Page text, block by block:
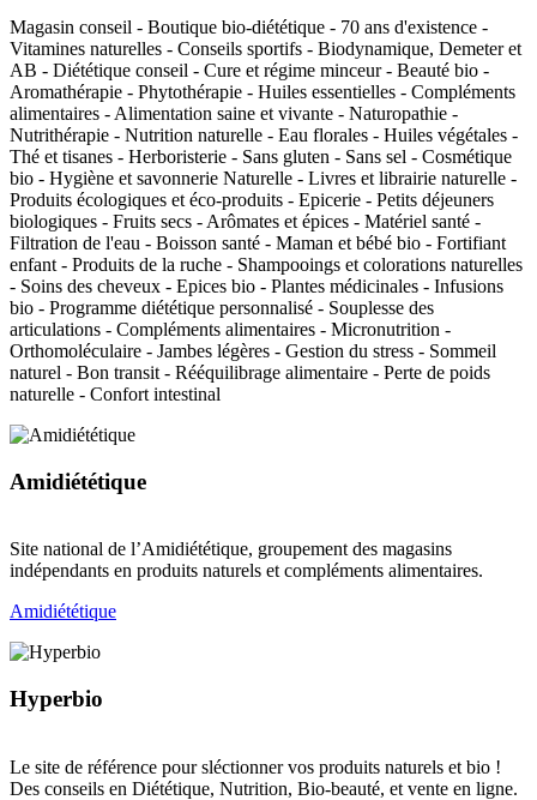
Magasin conseil - Boutique bio-diététique - 70 ans d'existence -
Vitamines naturelles - Conseils sportifs - Biodynamique, Demeter et
AB - Diététique conseil - Cure et régime minceur - Beauté bio -
Aromathérapie - Phytothérapie - Huiles essentielles - Compléments
alimentaires - Alimentation saine et vivante - Naturopathie -
Nutrithérapie - Nutrition naturelle - Eau florales - Huiles végétales -
Thé et tisanes - Herboristerie - Sans gluten - Sans sel - Cosmétique
bio - Hygiène et savonnerie Naturelle - Livres et librairie naturelle -
Produits écologiques et éco-produits - Epicerie - Petits déjeuners
biologiques - Fruits secs - Arômates et épices - Matériel santé -
Filtration de l'eau - Boisson santé - Maman et bébé bio - Fortifiant
enfant - Produits de la ruche - Shampooings et colorations naturelles
- Soins des cheveux - Epices bio - Plantes médicinales - Infusions
bio - Programme diététique personnalisé - Souplesse des
articulations - Compléments alimentaires - Micronutrition -
Orthomoléculaire - Jambes légères - Gestion du stress - Sommeil
naturel - Bon transit - Rééquilibrage alimentaire - Perte de poids
naturelle - Confort intestinal
Amidiététique
Site national de l’Amidiététique, groupement des magasins
indépendants en produits naturels et compléments alimentaires.
Amidiététique
Hyperbio
Le site de référence pour sléctionner vos produits naturels et bio !
Des conseils en Diététique, Nutrition, Bio-beauté, et vente en ligne.